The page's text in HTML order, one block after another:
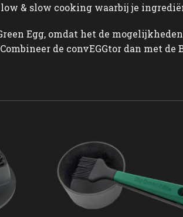
& slow cooking waarbij je
Egg, omdat het de
de convEGGtor dan met de